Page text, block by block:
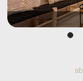
ab